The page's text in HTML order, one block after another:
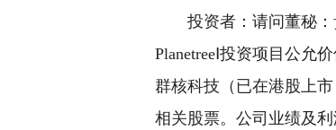
投资者：请问董秘
PlanetreeⅠ投资项目公允
群核科技（已在港股上
相关股票。公司业绩及